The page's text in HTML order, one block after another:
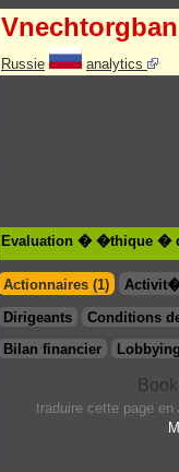
Russie analytics
Evaluation � �thique �
Actionnaires (1)
Dirigeants
Conditions
Bilan financier
traduire cette page en